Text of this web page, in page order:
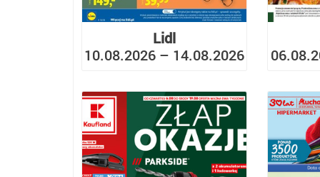
Lidl
10.08.2026 – 14.08.2026